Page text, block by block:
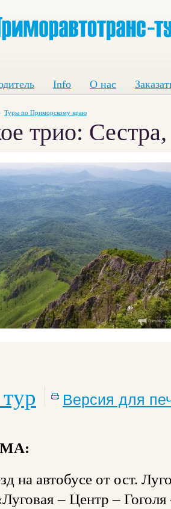
Info О нас
Туры по Приморскому краю
трио:
Версия для
на автобусе от ост.
– Центр –